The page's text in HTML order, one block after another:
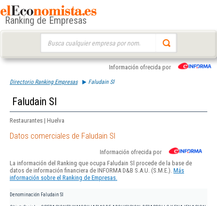
Ranking de Empresas
Información ofrecida por
Directorio Ranking Empresas Faludain Sl
Faludain Sl
Restaurantes | Huelva
Datos comerciales de Faludain Sl
Información ofrecida por
La información del Ranking que ocupa Faludain Sl procede de la base de
datos de información financiera de INFORMA D&B S.A.U. (S.M.E.). Más
información sobre el Ranking de Empresas.
Denominación Faludain Sl